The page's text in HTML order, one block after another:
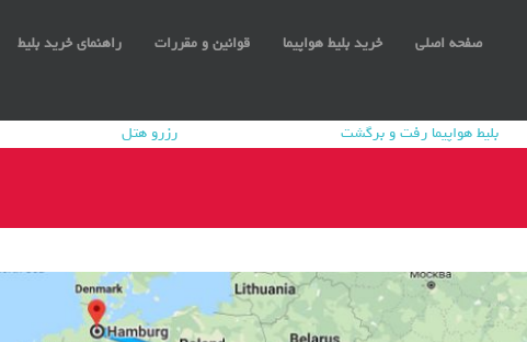
صفحه اصلی خرید بلیط هواپیما قوانین و مقررات راهنمای خرید بلیط
بلیط هواپیما رفت و برگشت رزرو هتل